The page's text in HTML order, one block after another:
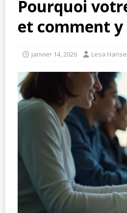
Pourquoi
et comment
janvier 14, 2026 Lesa